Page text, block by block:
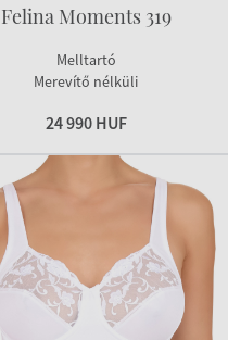
Felina Moments 319
Melltartó
Merevítő nélküli
24 990 HUF